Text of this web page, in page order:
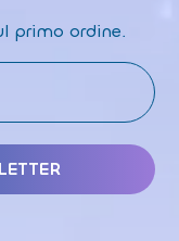
primo ordine.